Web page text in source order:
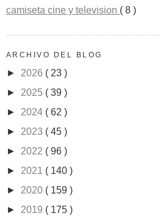
camiseta cine y television ( 8 )
ARCHIVO DEL BLOG
► 2026 ( 23 )
► 2025 ( 39 )
► 2024 ( 62 )
► 2023 ( 45 )
► 2022 ( 96 )
► 2021 ( 140 )
► 2020 ( 159 )
► 2019 ( 175 )